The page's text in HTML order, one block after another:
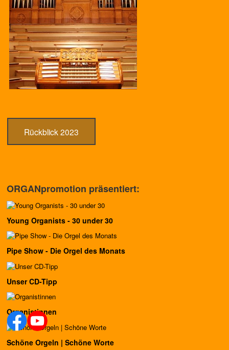
Rückblick 2023
ORGANpromotion präsentiert:
Young Organists - 30 under 30
Pipe Show - Die Orgel des Monats
Unser CD-Tipp
Organistinnen
Schöne Orgeln | Schöne Worte